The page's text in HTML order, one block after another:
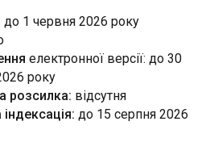
до 1 червня 2026 року
електронної версії: до 30
року
розсилка: відсутня
до 15 серпня 2026